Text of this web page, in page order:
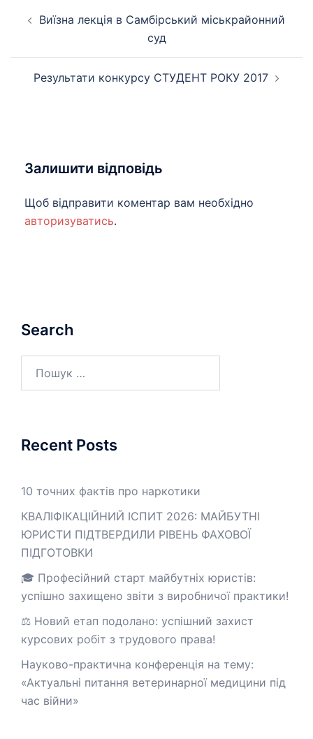
по
Виїзна лекція в Самбірський міськрайонний
суд
Результати конкурсу СТУДЕНТ РОКУ 2017
Залишити відповідь
Щоб відправити коментар вам необхідно
авторизуватись.
Search
Recent Posts
10 точних фактів про наркотики
КВАЛІФІКАЦІЙНИЙ ІСПИТ 2026: МАЙБУТНІ
ЮРИСТИ ПІДТВЕРДИЛИ РІВЕНЬ ФАХОВОЇ
ПІДГОТОВКИ
🎓 Професійний старт майбутніх юристів:
успішно захищено звіти з виробничої практики!
⚖️ Новий етап подолано: успішний захист
курсових робіт з трудового права!
Науково-практична конференція на тему:
«Актуальні питання ветеринарної медицини під
час війни»